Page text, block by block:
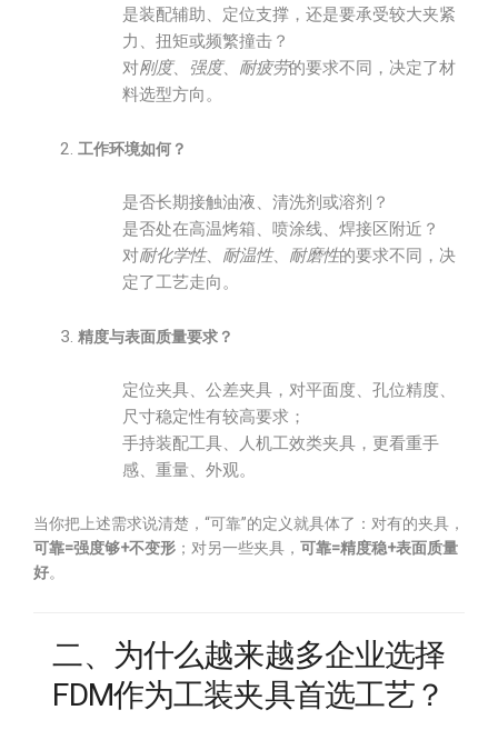
是装配辅助、定位支撑，还是要承受较大夹紧
力、扭矩或频繁撞击？
对刚度、 强度、 耐疲劳的要求不同，决定了材
料选型方向。
工作环境如何？
是否长期接触油液、清洗剂或溶剂？
是否处在高温烤箱、喷涂线、焊接区附近？
对耐化学性、 耐温性、 耐磨性的要求不同，决
定了工艺走向。
精度与表面质量要求？
定位夹具、公差夹具，对平面度、孔位精度、
尺寸稳定性有较高要求；
手持装配工具、人机工效类夹具，更看重手
感、重量、外观。
当你把上述需求说清楚，“可靠”的定义就具体了：对有的夹具，
可靠=强度够+不变形 ；对另一些夹具， 可靠=精度稳+表面质量
好。
二、为什么越来越多企业选择
FDM作为工装夹具首选工艺？